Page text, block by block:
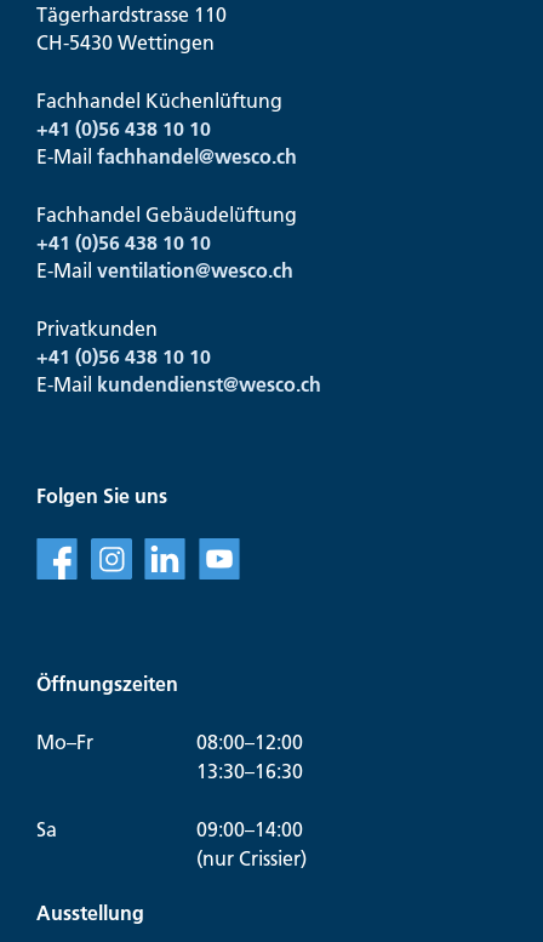
Tägerhardstrasse 110
CH-5430 Wettingen
Fachhandel Küchenlüftung
+41 (0)56 438 10 10
E-Mail fachhandel@wesco.ch
Fachhandel Gebäudelüftung
+41 (0)56 438 10 10
E-Mail ventilation@wesco.ch
Privatkunden
+41 (0)56 438 10 10
E-Mail kundendienst@wesco.ch
Folgen Sie uns
f l v
Öffnungszeiten
Mo–Fr
08:00–12:00
13:30–16:30
Sa
09:00–14:00
(nur Crissier)
Ausstellung